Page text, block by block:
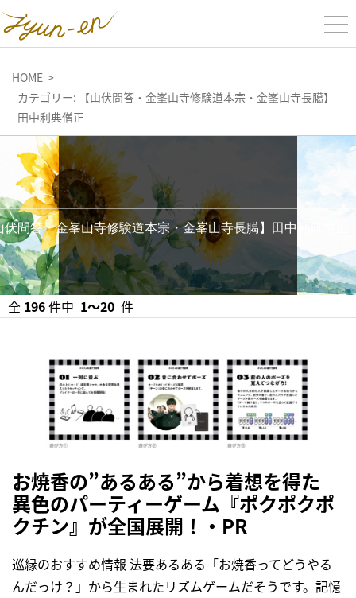
HOME
カテゴリー:
【山伏問答・金峯山寺修験道本宗・金峯山寺長臈】
田中利典僧正
伏問答・金峯山寺修験道本宗・金峯山寺長臈】田中利典僧正
全 196件中 1〜20 件
お焼香の”あるある”から着想を得た
異色のパーティーゲーム『ポクポクポ
クチン』が全国展開！・PR
巡縁のおすすめ情報 法要あるある「お焼香ってどうやる
んだっけ？」から生まれたリズムゲームだそうです。記憶